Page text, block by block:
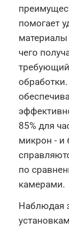
помогает
материалы
чего
85% для
микрон - и
по
камерами.
Наблюдая